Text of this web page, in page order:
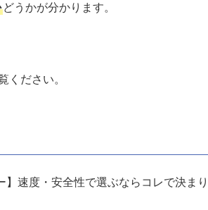
どうかが分かります。
ください。
】速度・安全性で選ぶならコレで決まり